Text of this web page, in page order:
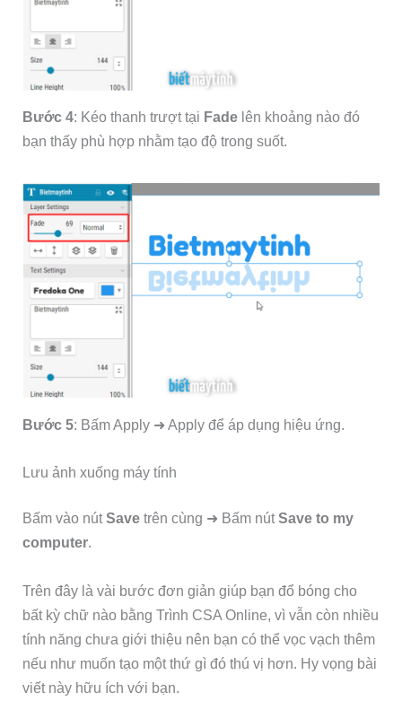
Bước 4: Kéo thanh trượt tại Fade lên khoảng nào đó
bạn thấy phù hợp nhằm tạo độ trong suốt.
Bước 5: Bấm Apply ➜ Apply để áp dụng hiệu ứng.
Lưu ảnh xuống máy tính
Bấm vào nútSavetrên cùng ➜ Bấm nútSave to my
computer.
Trên đây là vài bước đơn giản giúp bạn đổ bóng cho
bất kỳ chữ nào bằng Trình CSA Online, vì vẫn còn nhiều
tính năng chưa giới thiệu nên bạn có thể vọc vạch thêm
nếu như muốn tạo một thứ gì đó thú vị hơn. Hy vọng bài
viết này hữu ích với bạn.